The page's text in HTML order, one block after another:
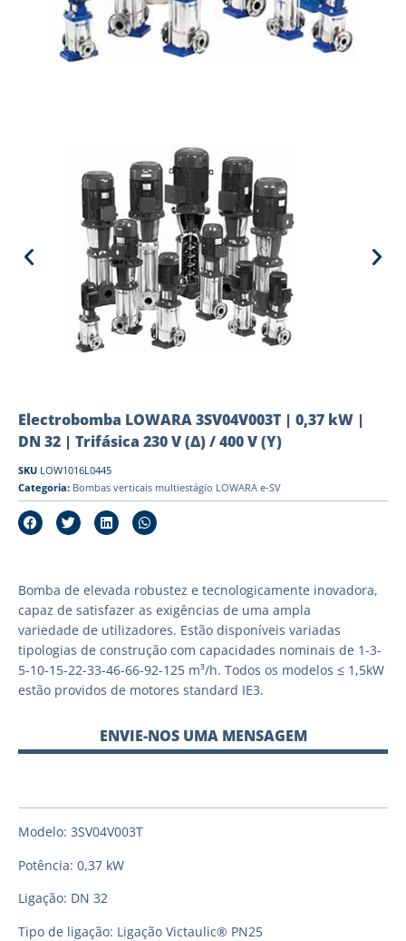
Electrobomba LOWARA 3SV04V003T | 0,37 kW |
DN 32 | Trifásica 230 V (Δ) / 400 V (Y)
SKU LOW1016L0445
Categoria: Bombas verticais multiestágio LOWARA e-SV
Bomba de elevada robustez e tecnologicamente inovadora,
capaz de satisfazer as exigências de uma ampla
variedade de utilizadores. Estão disponíveis variadas
tipologias de construção com capacidades nominais de 1-3-
5-10-15-22-33-46-66-92-125 m³/h. Todos os modelos ≤ 1,5kW
estão providos de motores standard IE3.
ENVIE-NOS UMA MENSAGEM
Modelo: 3SV04V003T
Potência: 0,37 kW
Ligação: DN 32
Tipo de ligação: Ligação Victaulic® PN25